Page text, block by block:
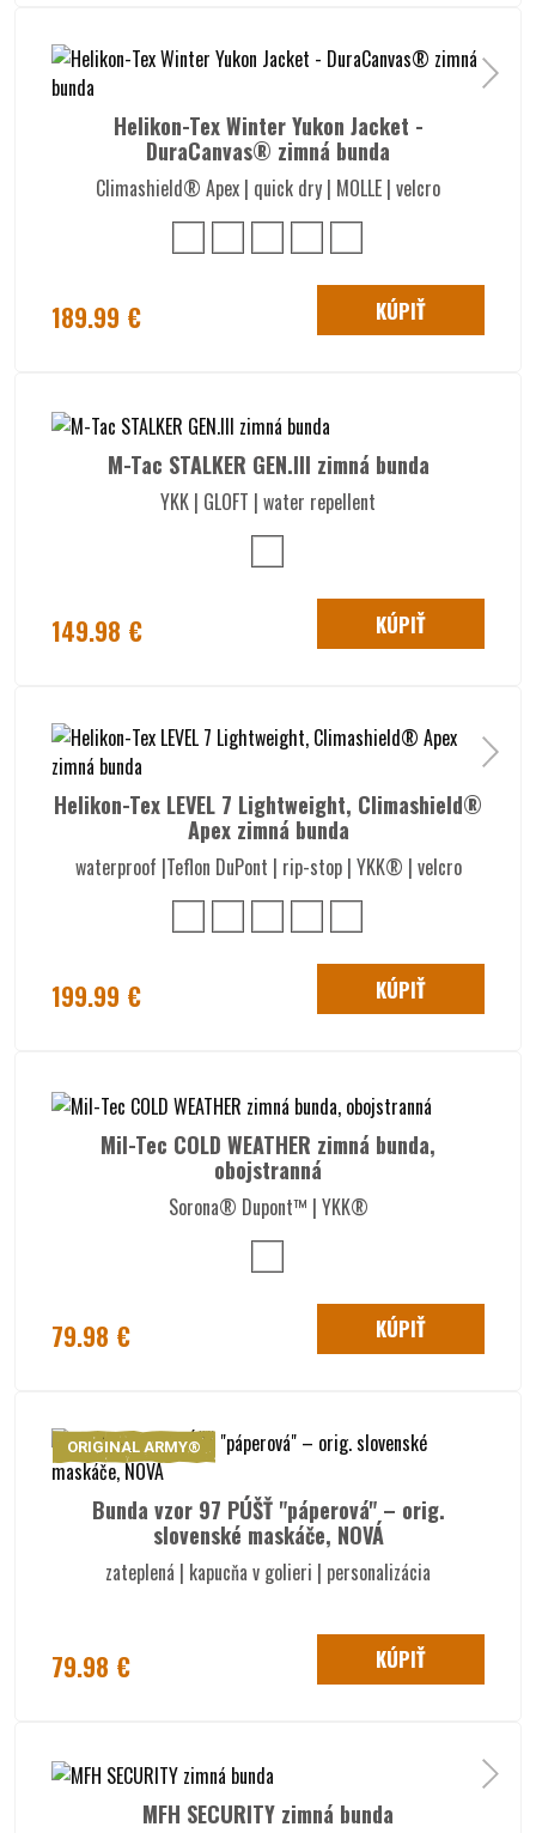
Helikon-Tex Winter Yukon Jacket -
DuraCanvas® zimná bunda
Climashield® Apex | quick dry | MOLLE | velcro
189.99 € KÚPIŤ
M-Tac STALKER GEN.III zimná bunda
YKK | GLOFT | water repellent
149.98 € KÚPIŤ
Helikon-Tex LEVEL 7 Lightweight, Climashield®
Apex zimná bunda
waterproof |Teflon DuPont | rip-stop | YKK® | velcro
199.99 € KÚPIŤ
Mil-Tec COLD WEATHER zimná bunda,
obojstranná
Sorona® Dupont™ | YKK®
79.98 € KÚPIŤ
ORIGINAL ARMY®
Bunda vzor 97 PÚŠŤ "páperová" – orig.
slovenské maskáče, NOVÁ
zateplená | kapucňa v golieri | personalizácia
79.98 € KÚPIŤ
MFH SECURITY zimná bunda